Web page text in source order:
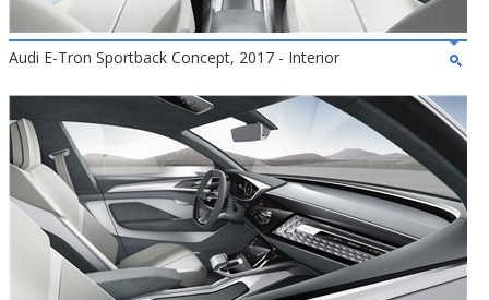
Audi E-Tron Sportback Concept, 2017 - Interior